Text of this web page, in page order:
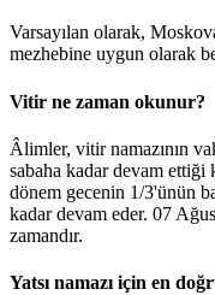
Varsayılan olarak,
mezhebine uygun olarak
Vitir ne zaman okunur?
Âlimler, vitir namazının
sabaha kadar devam
dönem gecenin 1/3'ünün
kadar devam eder. 07
zamandır.
Yatsı namazı için en